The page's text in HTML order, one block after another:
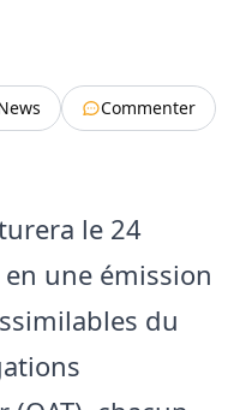
Commenter
le 24
une émission
du